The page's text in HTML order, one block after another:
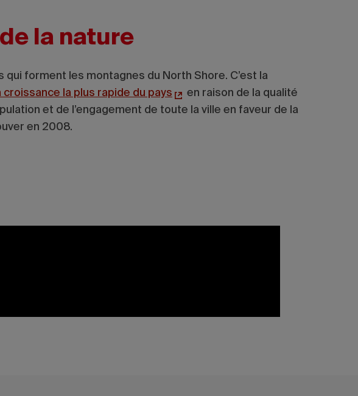
la nature
forment les montagnes du North Shore. C’est la
la plus rapide du pays
en raison de la qualité
et de l’engagement de toute la ville en faveur de la
en 2008.